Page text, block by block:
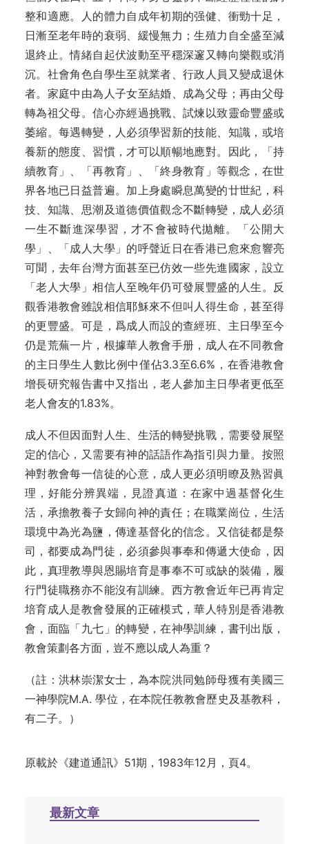
整和適應。人的體力自成年初期的强健、衝勁十足，
日漸至老年時的衰弱、緩慢無力；生殖力自全盛至減
退終止。情緒自起伏波動至平穩深邃又轉向樂觀或消
沉。社會角色自學生至就業者、行政人員又變成退休
者。家庭中由為人子女至結婚、成為父母；再由父母
轉為祖父母。信心亦經過挑戰、試煉以致靈命豐盛或
萎縮。每遇轉變，人必須學習新的技能、知識，或培
養新的態度、習慣，才可以順暢地應對。因此，「持
續教育」、「再教育」、「終身教育」等觀念，在世
界各地已日益普遍。加上身處瞬息萬變的廿世紀，科
技、知識、思潮及道德價值觀念不斷轉變，成人必須
一生不斷進深學習，才不會被時代拋離。「公開大
學」、「成人大學」的呼聲近日在香港已愈來愈響亮
可聞，去年台灣方面甚至已仿效一些先進國家，設立
「老人大學」相信人至晚年仍可發展豐盛的人生。反
觀香港教會雖說相信耶穌來不但叫人得生命，甚至得
的更豐盛。可是，爲成人而設的查經班、主日學至今
仍是荒蕪一片，根據華人教會手册，成人在不同教會
的主日學生人數比例中僅佔3.3至6.6%，在香港教會
增長研究報告書中又指出，老人參加主日學者更低至
老人會友的1.83%。
成人不但因面對人生、生活的轉變挑戰，需要發展堅
定的信心，又需要有神的話語作為指引與力量。按照
神對教會每一信徒的心意，成人更必須明瞭及熟習眞
理，好能分辨異端，見證真道：在家中過基督化生
活，承擔教養子女歸向神的責任；在職業崗位，生活
環境中為光為鹽，傳達基督化的信念。又信徒都是祭
司，都要成為門徒，必須參與事奉和傳遞大使命，因
此，真理教導與恩賜培育是事奉不可或缺的裝備，履
行門徒職務亦不能沒有訓練。西方教會近年已再肯定
培育成人是教會發展的正確模式，華人特別是香港教
會，面臨「九七」的轉變，在神學訓練，書刊出版，
教會策劃各方面，豈不應以成人為重？
（註：洪林崇潔女士，為本院洪同勉師母獲有美國三
一神學院M.A. 學位，在本院任教教會歷史及基教科，
有二子。）
原載於《建道通訊》51期，1983年12月，頁4。
最新文章